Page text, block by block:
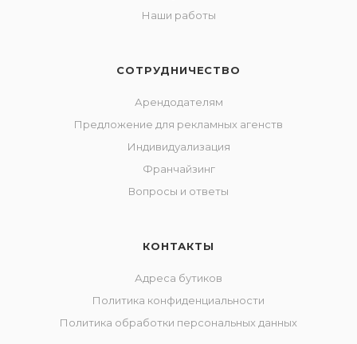
Наши работы
СОТРУДНИЧЕСТВО
Арендодателям
Предложение для рекламных агенств
Индивидуализация
Франчайзинг
Вопросы и ответы
КОНТАКТЫ
Адреса бутиков
Политика конфиденциальности
Политика обработки персональных данных